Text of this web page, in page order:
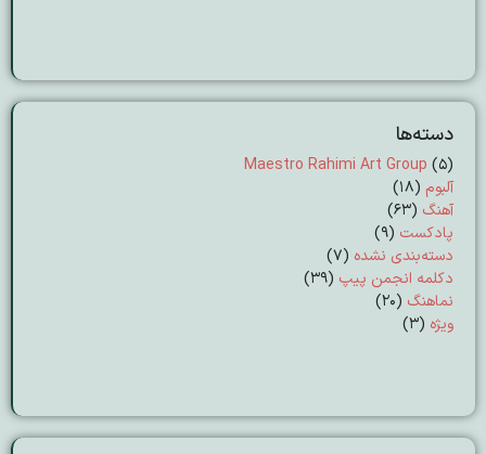
دسته‌ها
Maestro Rahimi Art Group (5)
آلبوم (18)
آهنگ (63)
پادکست (9)
دسته‌بندی نشده (7)
دکلمه انجمن پیپ (39)
نماهنگ (20)
ویژه (3)